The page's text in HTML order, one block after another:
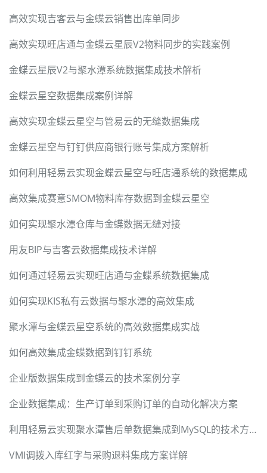
高效实现吉客云与金蝶云销售出库单同步
高效实现旺店通与金蝶云星辰V2物料同步的实践案例
金蝶云星辰V2与聚水潭系统数据集成技术解析
金蝶云星空数据集成案例详解
高效实现金蝶云星空与管易云的无缝数据集成
金蝶云星空与钉钉供应商银行账号集成方案解析
如何利用轻易云实现金蝶云星空与旺店通系统的数据集成
高效集成赛意SMOM物料库存数据到金蝶云星空
如何实现聚水潭仓库与金蝶数据无缝对接
用友BIP与吉客云数据集成技术详解
如何通过轻易云实现旺店通与金蝶系统数据集成
如何实现KIS私有云数据与聚水潭的高效集成
聚水潭与金蝶云星空系统的高效数据集成实战
如何高效集成金蝶数据到钉钉系统
企业版数据集成到金蝶云的技术案例分享
企业数据集成：生产订单到采购订单的自动化解决方案
利用轻易云实现聚水潭售后单数据集成到MySQL的技术方案
VMI调拨入库红字与采购退料集成方案详解